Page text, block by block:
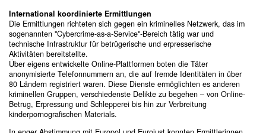
International koordinierte Ermittlungen
Die Ermittlungen richteten sich gegen ein kriminelles Netzwerk, das im
sogenannten "Cybercrime-as-a-Service"-Bereich tätig war und
technische Infrastruktur für betrügerische und erpresserische
Aktivitäten bereitstellte.
Über eigens entwickelte Online-Plattformen boten die Täter
anonymisierte Telefonnummern an, die auf fremde Identitäten in über
80 Ländern registriert waren. Diese Dienste ermöglichten es anderen
kriminellen Gruppen, verschiedenste Delikte zu begehen – von Online-
Betrug, Erpressung und Schlepperei bis hin zur Verbreitung
kinderpornografischen Materials.